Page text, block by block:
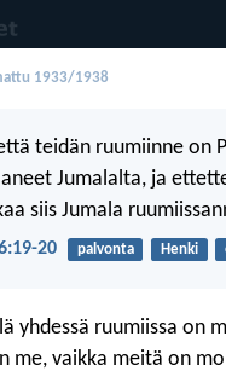
1933/1938
teidän ruumiinne on
Jumalalta, ja
siis Jumala
20 palvonta Henki
yhdessä ruumiissa on
me, vaikka meitä on